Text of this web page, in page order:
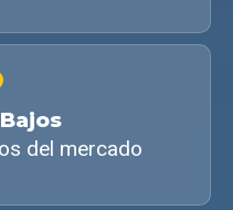
del mercado